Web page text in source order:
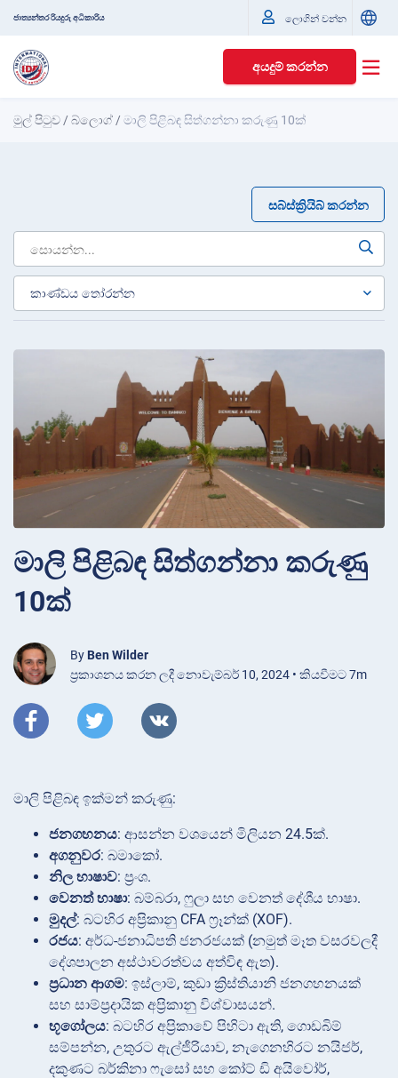
ජාත්‍යන්තර රියදුරු අධිකාරිය ලොගින් වන්න
අයදුම් කරන්න
මුල් පිටුව /බ්ලොග් /මාලි පිළිබඳ සිත්ගන්නා කරුණු 10ක්
සබ්ස්ක්‍රියිබ් කරන්න
මාලි පිළිබඳ සිත්ගන්නා කරුණු
10ක්
By Ben Wilder
ප්‍රකාශනය කරන ලදී නොවැම්බර් 10, 2024 • කියවීමට 7m
මාලි පිළිබඳ ඉක්මන් කරුණු:
ජනගහනය: ආසන්න වශයෙන් මිලියන 24.5ක්.
අගනුවර: බමාකෝ.
නිල භාෂාව: ප්‍රංශ.
වෙනත් භාෂා: බම්බරා, ෆුලා සහ වෙනත් දේශීය භාෂා.
මුදල්: බටහිර අප්‍රිකානු CFA ෆ්‍රෑන්ක් (XOF).
රජය: අර්ධ-ජනාධිපති ජනරජයක් (නමුත් මෑත වසරවලදී
දේශපාලන අස්ථාවරත්වය අත්විඳ ඇත).
ප්‍රධාන ආගම: ඉස්ලාම්, කුඩා ක්‍රිස්තියානි ජනගහනයක්
සහ සාම්ප්‍රදායික අප්‍රිකානු විශ්වාසයන්.
භූගෝලය: බටහිර අප්‍රිකාවේ පිහිටා ඇති, ගොඩබිම්
සම්පන්න, උතුරට ඇල්ජීරියාව, නැගෙනහිරට නයිජර්,
දකුණට බර්කිනා ෆැසෝ සහ කෝට් ඩි අයිවෝර්,